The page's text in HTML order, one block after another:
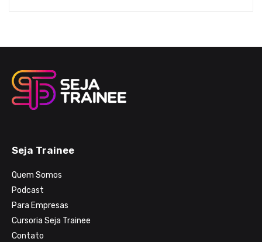
Seja Trainee
Quem Somos
Podcast
Para Empresas
Cursoria Seja Trainee
Contato